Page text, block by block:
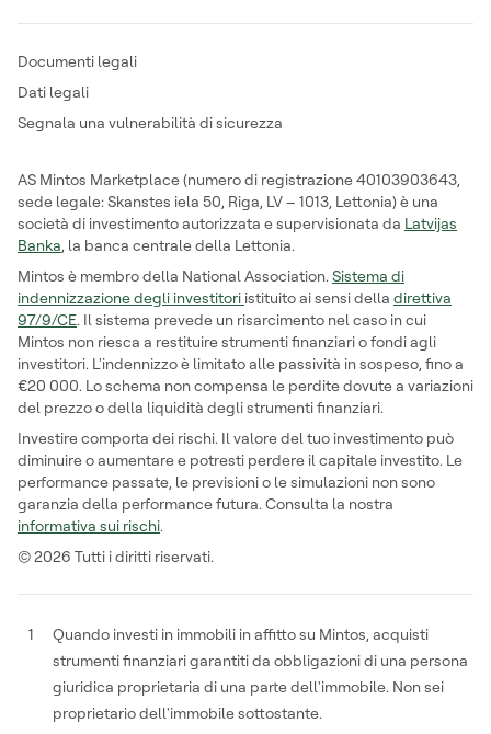
Documenti legali
Dati legali
Segnala una vulnerabilità di sicurezza
AS Mintos Marketplace (numero di registrazione 40103903643,
sede legale: Skanstes iela 50, Riga, LV – 1013, Lettonia) è una
società di investimento autorizzata e supervisionata da Latvijas
Banka, la banca centrale della Lettonia.
Mintos è membro della National Association. Sistema di
indennizzazione degli investitori istituito ai sensi della direttiva
97/9/CE. Il sistema prevede un risarcimento nel caso in cui
Mintos non riesca a restituire strumenti finanziari o fondi agli
investitori. L'indennizzo è limitato alle passività in sospeso, fino a
€20 000. Lo schema non compensa le perdite dovute a variazioni
del prezzo o della liquidità degli strumenti finanziari.
Investire comporta dei rischi. Il valore del tuo investimento può
diminuire o aumentare e potresti perdere il capitale investito. Le
performance passate, le previsioni o le simulazioni non sono
garanzia della performance futura. Consulta la nostra
informativa sui rischi.
© 2026 Tutti i diritti riservati.
1
Quando investi in immobili in affitto su Mintos, acquisti
strumenti finanziari garantiti da obbligazioni di una persona
giuridica proprietaria di una parte dell'immobile. Non sei
proprietario dell'immobile sottostante.